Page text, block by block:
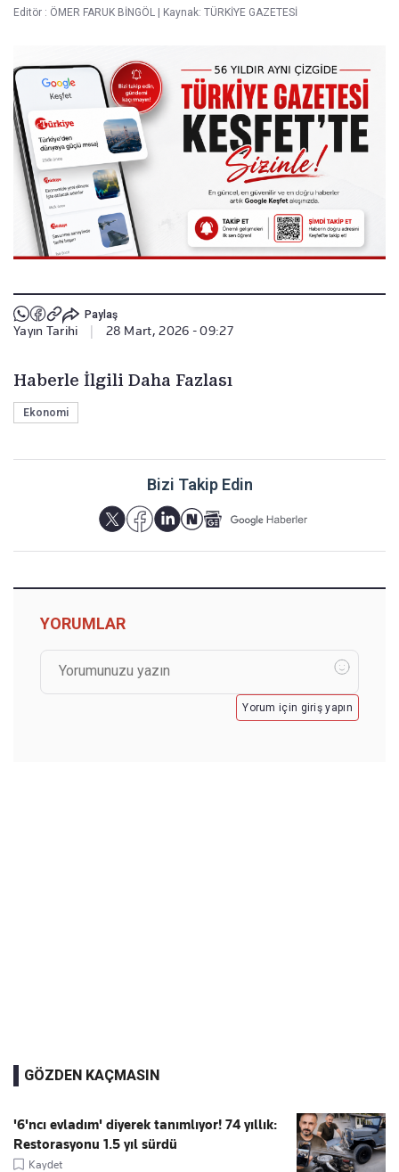
Editör : ÖMER FARUK BİNGÖL Kaynak: TÜRKİYE GAZETESİ
Paylaş
Yayın Tarihi 28 Mart, 2026 - 09:27
Haberle İlgili Daha Fazlası
Ekonomi
Bizi Takip Edin
YORUMLAR
Yorum için giriş yapın
GÖZDEN KAÇMASIN
'6'ncı evladım' diyerek tanımlıyor! 74 yıllık:
Restorasyonu 1.5 yıl sürdü
Kaydet